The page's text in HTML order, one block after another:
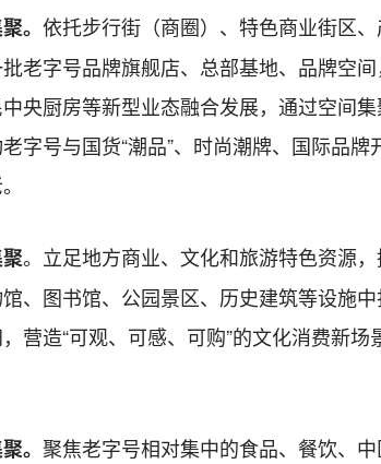
。 依托步行街（商圈）、特色商业街区
老字号品牌旗舰店、总部基地、品牌空
央厨房等新型业态融合发展，通过空间
字号与国货“潮品”、时尚潮牌、国际品
。立足地方商业、文化和旅游特色资源，
、图书馆、公园景区、历史建筑等设施
营造“可观、可感、可购”的文化消费新
。 聚焦老字号相对集中的食品、餐饮、